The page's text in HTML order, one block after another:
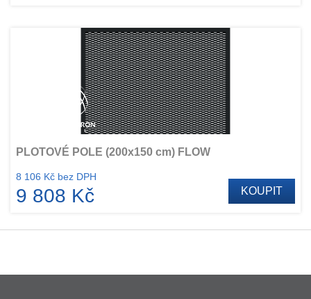
PLOTOVÉ POLE (200x150 cm) FLOW
8 106 Kč bez DPH
9 808 Kč KOUPIT